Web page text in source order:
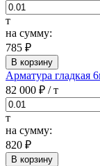
т
на сумму:
785 ₽
В корзину
Арматура
82 000 ₽ / т
т
на сумму:
820 ₽
В корзину